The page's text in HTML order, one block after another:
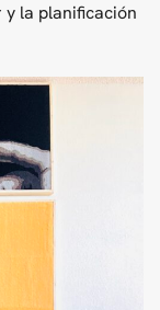
la planificación